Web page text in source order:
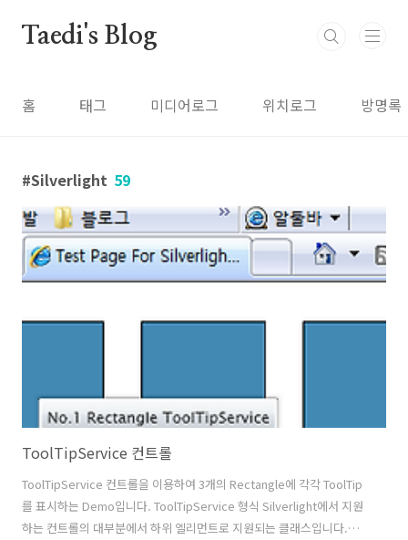
Taedi's Blog
홈 태그 미디어로그 위치로그 방명록
Silverlight 59
ToolTipService 컨트롤
ToolTipService 컨트롤을 이용하여 3개의 Rectangle에 각각 ToolTip
를 표시하는 Demo입니다. ToolTipService 형식 Silverlight에서 지원
하는 컨트롤의 대부분에서 하위 엘리먼트로 지원되는 클래스입니다.